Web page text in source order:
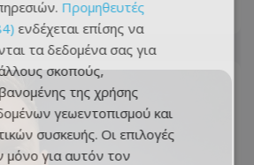
Προμηθευτές
ενδέχεται επίσης να
τα δεδομένα σας για
σκοπούς,
της χρήσης
γεωεντοπισμού και
συσκευής. Οι επιλογές
μόνο για αυτόν τον